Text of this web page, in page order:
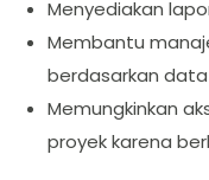
Menyediakan
Membantu
berdasarkan
Memungkinkan
proyek karena